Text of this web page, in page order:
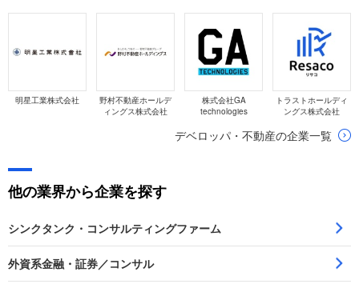
明星工業株式会社
野村不動産ホールデ
ィングス株式会社
株式会社GA
technologies
トラストホールディ
ングス株式会社
デベロッパ・不動産の企業一覧
他の業界から企業を探す
シンクタンク・コンサルティングファーム
外資系金融・証券／コンサル